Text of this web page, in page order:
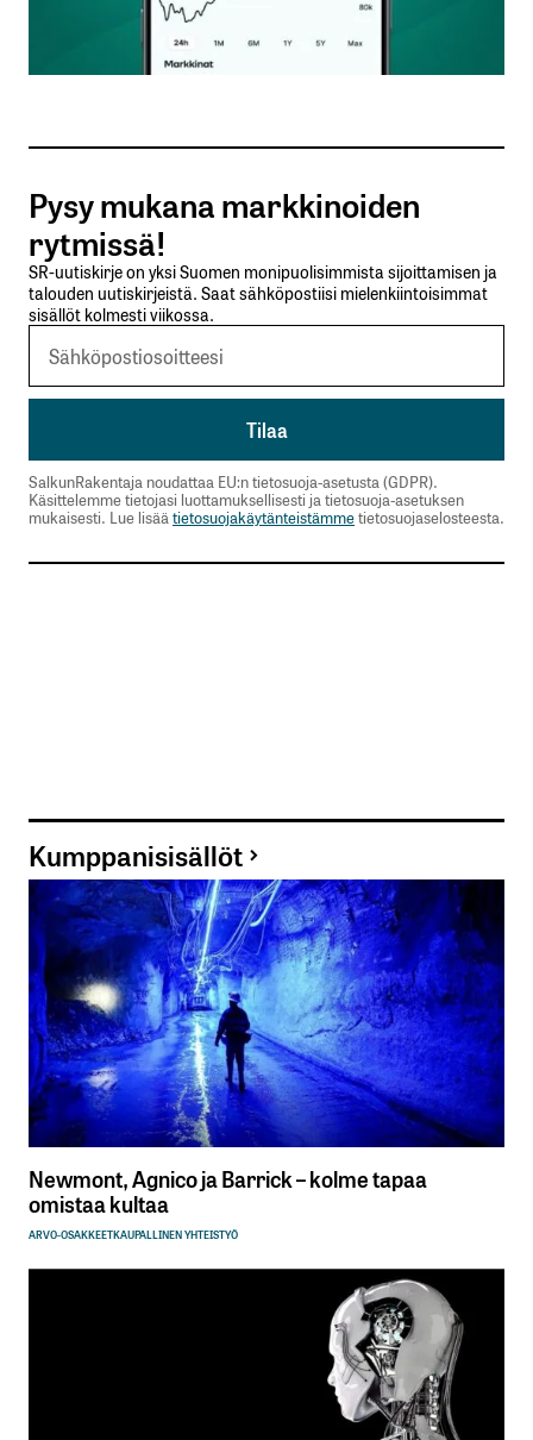
Sähköpostiosoitteesi
Tilaa SalkunRakentajan uutiskirje
Lähetä kommentti
Pysy mukana markkinoiden
rytmissä!
SR-uutiskirje on yksi Suomen monipuolisimmista sijoittamisen ja
talouden uutiskirjeistä. Saat sähköpostiisi mielenkiintoisimmat
sisällöt kolmesti viikossa.
SalkunRakentaja noudattaa EU:n tietosuoja-asetusta (GDPR).
Käsittelemme tietojasi luottamuksellisesti ja tietosuoja-asetuksen
mukaisesti. Lue lisäätietosuojakäytänteistämmetietosuojaselosteesta.
Kumppanisisällöt
Newmont, Agnico ja Barrick – kolme tapaa
omistaa kultaa
ARVO-OSAKKEETKAUPALLINEN YHTEISTYÖ